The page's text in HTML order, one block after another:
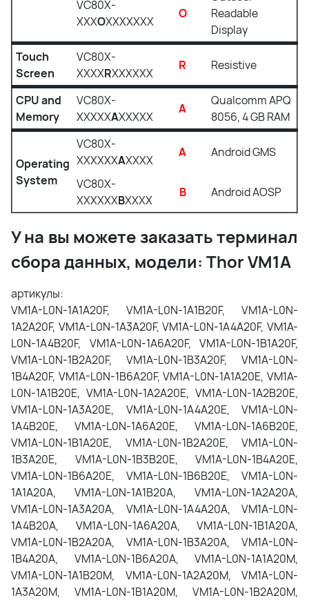
VC80X-
XXXOXXXXXXX
O
Readable
Display
Touch
Screen
VC80X-
XXXXRXXXXXX
R Resistive
CPU and
Memory
VC80X-
XXXXXAXXXXX
A
Qualcomm APQ
8056, 4 GB RAM
Operating
System
VC80X-
XXXXXXAXXXX
A Android GMS
VC80X-
XXXXXXBXXXX
B Android AOSP
У на вы можете заказать терминал
сбора данных, модели: Thor VM1A
артикулы:
VM1A-L0N-1A1A20F, VM1A-L0N-1A1B20F, VM1A-L0N-
1A2A20F, VM1A-L0N-1A3A20F, VM1A-L0N-1A4A20F, VM1A-
L0N-1A4B20F, VM1A-L0N-1A6A20F, VM1A-L0N-1B1A20F,
VM1A-L0N-1B2A20F, VM1A-L0N-1B3A20F, VM1A-L0N-
1B4A20F, VM1A-L0N-1B6A20F, VM1A-L0N-1A1A20E, VM1A-
L0N-1A1B20E, VM1A-L0N-1A2A20E, VM1A-L0N-1A2B20E,
VM1A-L0N-1A3A20E, VM1A-L0N-1A4A20E, VM1A-L0N-
1A4B20E, VM1A-L0N-1A6A20E, VM1A-L0N-1A6B20E,
VM1A-L0N-1B1A20E, VM1A-L0N-1B2A20E, VM1A-L0N-
1B3A20E, VM1A-L0N-1B3B20E, VM1A-L0N-1B4A20E,
VM1A-L0N-1B6A20E, VM1A-L0N-1B6B20E, VM1A-L0N-
1A1A20A, VM1A-L0N-1A1B20A, VM1A-L0N-1A2A20A,
VM1A-L0N-1A3A20A, VM1A-L0N-1A4A20A, VM1A-L0N-
1A4B20A, VM1A-L0N-1A6A20A, VM1A-L0N-1B1A20A,
VM1A-L0N-1B2A20A, VM1A-L0N-1B3A20A, VM1A-L0N-
1B4A20A, VM1A-L0N-1B6A20A, VM1A-L0N-1A1A20M,
VM1A-L0N-1A1B20M, VM1A-L0N-1A2A20M, VM1A-L0N-
1A3A20M, VM1A-L0N-1B1A20M, VM1A-L0N-1B2A20M,